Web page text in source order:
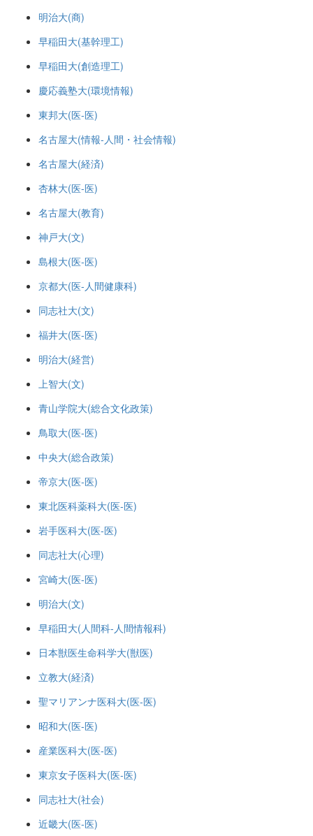
明治大(商)
早稲田大(基幹理工)
早稲田大(創造理工)
慶応義塾大(環境情報)
東邦大(医-医)
名古屋大(情報-人間・社会情報)
名古屋大(経済)
杏林大(医-医)
名古屋大(教育)
神戸大(文)
島根大(医-医)
京都大(医-人間健康科)
同志社大(文)
福井大(医-医)
明治大(経営)
上智大(文)
青山学院大(総合文化政策)
鳥取大(医-医)
中央大(総合政策)
帝京大(医-医)
東北医科薬科大(医-医)
岩手医科大(医-医)
同志社大(心理)
宮崎大(医-医)
明治大(文)
早稲田大(人間科-人間情報科)
日本獣医生命科学大(獣医)
立教大(経済)
聖マリアンナ医科大(医-医)
昭和大(医-医)
産業医科大(医-医)
東京女子医科大(医-医)
同志社大(社会)
近畿大(医-医)